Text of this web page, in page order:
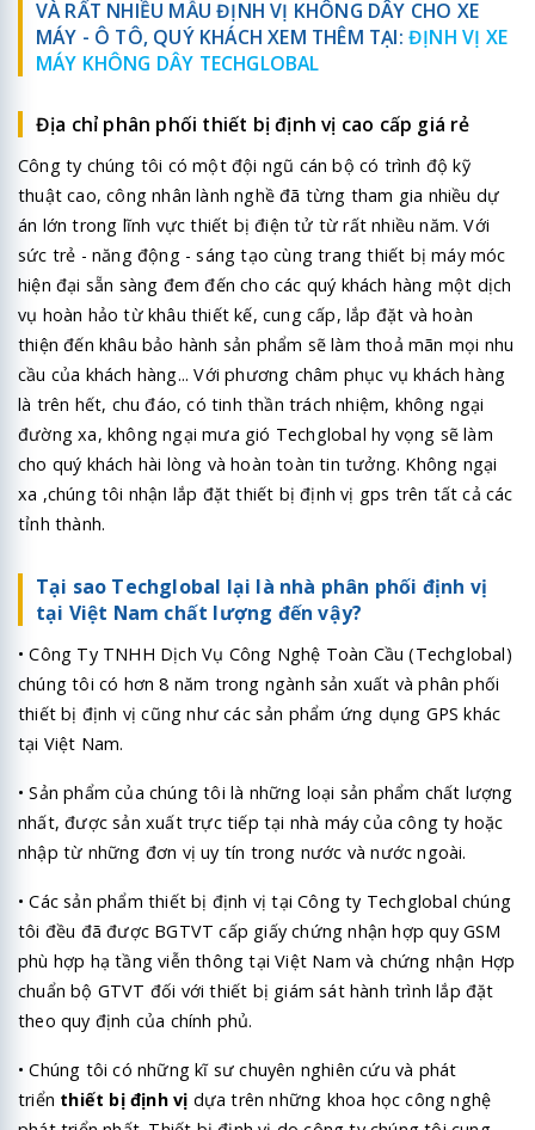
VÀ RẤT NHIỀU MẪU ĐỊNH VỊ KHÔNG DÂY CHO XE
MÁY - Ô TÔ, QUÝ KHÁCH XEM THÊM TẠI: ĐỊNH VỊ XE
MÁY KHÔNG DÂY TECHGLOBAL
Địa chỉ phân phối thiết bị định vị cao cấp giá rẻ
Công ty chúng tôi có một đội ngũ cán bộ có trình độ kỹ
thuật cao, công nhân lành nghề đã từng tham gia nhiều dự
án lớn trong lĩnh vực thiết bị điện tử từ rất nhiều năm. Với
sức trẻ - năng động - sáng tạo cùng trang thiết bị máy móc
hiện đại sẵn sàng đem đến cho các quý khách hàng một dịch
vụ hoàn hảo từ khâu thiết kế, cung cấp, lắp đặt và hoàn
thiện đến khâu bảo hành sản phẩm sẽ làm thoả mãn mọi nhu
cầu của khách hàng... Với phương châm phục vụ khách hàng
là trên hết, chu đáo, có tinh thần trách nhiệm, không ngại
đường xa, không ngại mưa gió Techglobal hy vọng sẽ làm
cho quý khách hài lòng và hoàn toàn tin tưởng. Không ngại
xa ,chúng tôi nhận lắp đặt thiết bị định vị gps trên tất cả các
tỉnh thành.
Tại sao Techglobal lại là nhà phân phối định vị
tại Việt Nam chất lượng đến vậy?
• Công Ty TNHH Dịch Vụ Công Nghệ Toàn Cầu (Techglobal)
chúng tôi có hơn 8 năm trong ngành sản xuất và phân phối
thiết bị định vị cũng như các sản phẩm ứng dụng GPS khác
tại Việt Nam.
• Sản phẩm của chúng tôi là những loại sản phẩm chất lượng
nhất, được sản xuất trực tiếp tại nhà máy của công ty hoặc
nhập từ những đơn vị uy tín trong nước và nước ngoài.
• Các sản phẩm thiết bị định vị tại Công ty Techglobal chúng
tôi đều đã được BGTVT cấp giấy chứng nhận hợp quy GSM
phù hợp hạ tầng viễn thông tại Việt Nam và chứng nhận Hợp
chuẩn bộ GTVT đối với thiết bị giám sát hành trình lắp đặt
theo quy định của chính phủ.
• Chúng tôi có những kĩ sư chuyên nghiên cứu và phát
triển thiết bị định vị dựa trên những khoa học công nghệ